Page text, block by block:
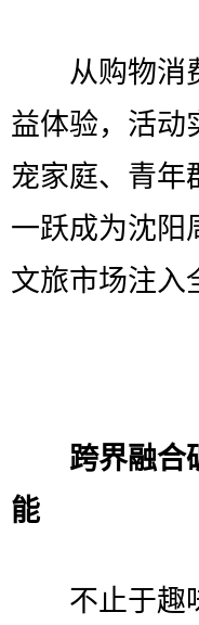
从购物消费
益体验，活动
宠家庭、青年
一跃成为沈阳
文旅市场注入
跨界融合
能
不止于趣味